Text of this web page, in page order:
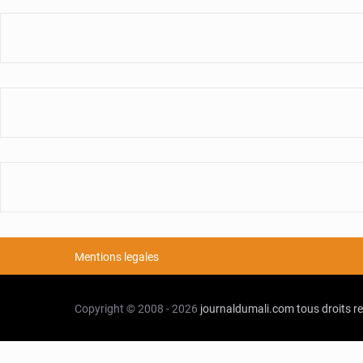
Mentions legales
Copyright © 2008 - 2026 journaldumali.comtous droits